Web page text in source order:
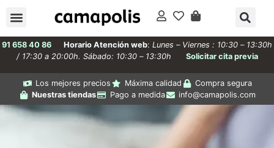
91 658 40 86 Horario Atención web: Lunes – Viernes : 10:30 – 13:30h
/ 17:30 a 20:00h. Sábado: 10:30 – 13:30h
Solicitar cita previa
Los mejores precios Máxima calidad
Compra segura
Nuestras tiendas
Pago a medida info@camapolis.com